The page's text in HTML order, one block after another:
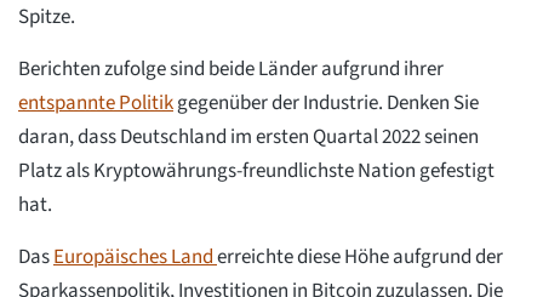
Spitze.
Berichten zufolge sind beide Länder aufgrund ihrer
entspannte Politikgegenüber der Industrie. Denken Sie
daran, dass Deutschland im ersten Quartal 2022 seinen
Platz als Kryptowährungs-freundlichste Nation gefestigt
hat.
DasEuropäisches Landerreichte diese Höhe aufgrund der
Sparkassenpolitik, Investitionen in Bitcoin zuzulassen. Die